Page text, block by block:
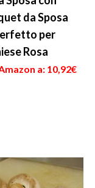
da Sposa
per
Rosa
a: 10,92€